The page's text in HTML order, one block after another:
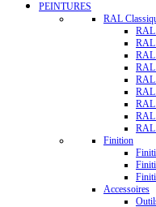
PEINTURES
RAL
RAL
RAL
RAL
RAL
RAL
RAL
RAL
RAL
RAL
Finition
Accessoires